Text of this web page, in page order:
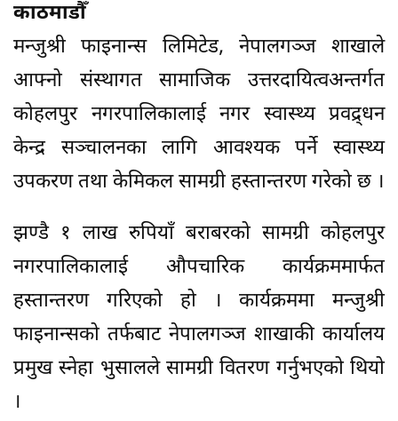
काठमाडौँ
मन्जुश्री फाइनान्स लिमिटेड, नेपालगञ्ज शाखाले
आफ्नो संस्थागत सामाजिक उत्तरदायित्वअन्तर्गत
कोहलपुर नगरपालिकालाई नगर स्वास्थ्य प्रवद्र्धन
केन्द्र सञ्चालनका लागि आवश्यक पर्ने स्वास्थ्य
उपकरण तथा केमिकल सामग्री हस्तान्तरण गरेको छ ।
झण्डै १ लाख रुपियाँ बराबरको सामग्री कोहलपुर
नगरपालिकालाई औपचारिक कार्यक्रममार्फत
हस्तान्तरण गरिएको हो । कार्यक्रममा मन्जुश्री
फाइनान्सको तर्फबाट नेपालगञ्ज शाखाकी कार्यालय
प्रमुख स्नेहा भुसालले सामग्री वितरण गर्नुभएको थियो
।